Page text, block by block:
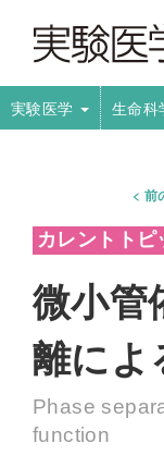
実験医学 生命科
前
微小管
離によ
Phase
function